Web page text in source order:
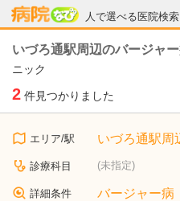
人で選べる医院検索
病院なび
いづろ通駅周辺のバージャ
ニック
2 件見つかりました
エリア/駅 いづろ通駅周
診療科目 (未指定)
詳細条件 バージャー病